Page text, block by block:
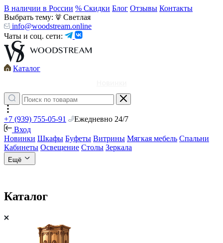
В наличии в России % Скидки Блог Отзывы Контакты
Выбрать тему:
Светлая
info@woodstream.online
Чаты и соц. сети:
Каталог
+7 (939) 755-05-91
Ежедневно 24/7
Вход
Новинки Шкафы Буфеты Витрины Мягкая мебель Спальни
Кабинеты Освещение Столы Зеркала
Ещё
Каталог